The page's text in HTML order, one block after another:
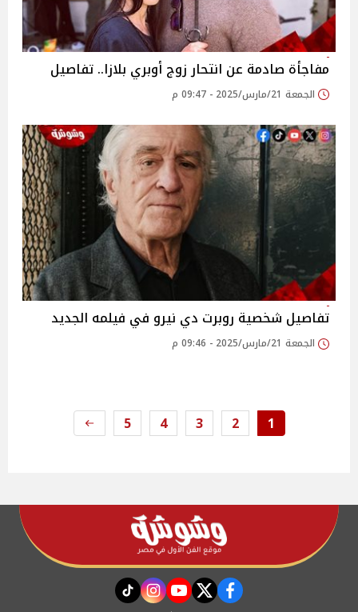
مفاجأة صادمة عن انتحار زوج أوبري بلازا.. تفاصيل
الجمعة 21/مارس/2025 - 09:47 م
تفاصيل شخصية روبرت دي نيرو في فيلمه الجديد
الجمعة 21/مارس/2025 - 09:46 م
1
2
3
4
5
facebook
twitter
youtube
instagram
tiktok